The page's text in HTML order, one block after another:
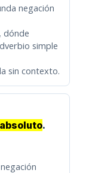
negación
dónde
simple
sin contexto.
.